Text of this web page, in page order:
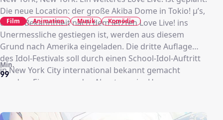
Die neue Location: der große Akiba Dome in Tokio! μ’s,
deren Bekanntheit nach dem letzten Love Live! ins
Unermessliche gestiegen ist, werden aus diesem
Grund nach Amerika eingeladen. Die dritte Auflage
des Idol-Festivals soll durch einen School-Idol-Auftritt
in New York City international bekannt gemacht
werden. Ein spannendes Abenteuer im Herzen
entscheiden: Wie geht es weiter mit μ’s? Ein großer
99
Min.
Film Animation Musik Komödie